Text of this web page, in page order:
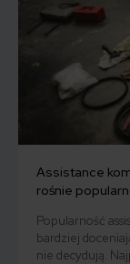
Assistance
rośnie
Popularność
bardziej
nie decydują.